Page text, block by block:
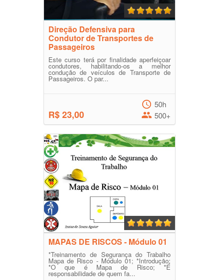
Direção Defensiva para
Condutor de Transportes de
Passageiros
Este curso terá por finalidade aperfeiçoar
condutores, habilitando-os a melhor
condução de veículos de Transporte de
Passageiros. O par...
R$ 23,00
50h
500+
MAPAS DE RISCOS - Módulo 01
*Treinamento de Segurança do Trabalho
Mapa de Risco - Módulo 01; *Introdução;
*O que é Mapa de Risco; *É
responsabilidade de quem fa...